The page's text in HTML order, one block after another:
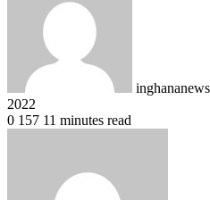
2022
0 157 11 minutes read